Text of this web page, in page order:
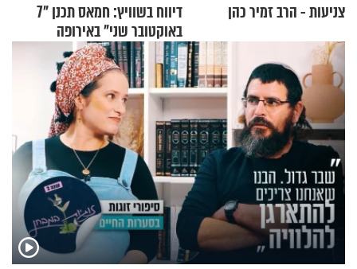
צניעות - הרב זמיר כהן
דיווח בשוויץ: חמאס תכנן "7
באוקטובר שני" באירופה